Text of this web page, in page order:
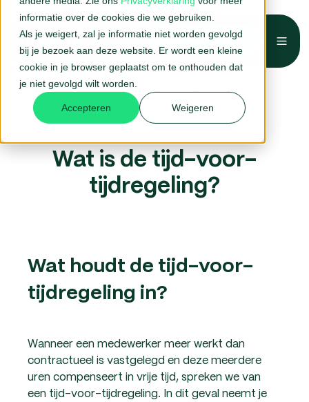
informatie over de cookies die we gebruiken.
Als je weigert, zal je informatie niet worden gevolgd
bij je bezoek aan deze website. Er wordt een kleine
cookie in je browser geplaatst om te onthouden dat
je niet gevolgd wilt worden.
Accepteren Weigeren
Belafspraak →
Home
HR-woordenboek
Wat is de tijd voor tijd regeling?
Wat is de tijd-voor-
tijdregeling?
Wat houdt de tijd-voor-
tijdregeling in?
Wanneer een medewerker meer werkt dan
contractueel is vastgelegd en deze meerdere
uren compenseert in vrije tijd, spreken we van
een tijd-voor-tijdregeling. In dit geval neemt je